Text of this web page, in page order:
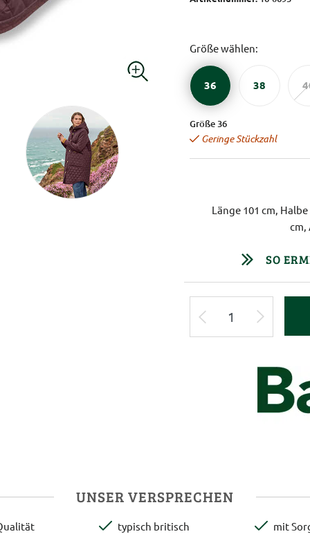
Größe wählen:
36 38
Größe 36
Geringe Stückzahl
Länge 101 cm,
cm,
SO
UNSER VERSPRECHEN
typisch britisch mit